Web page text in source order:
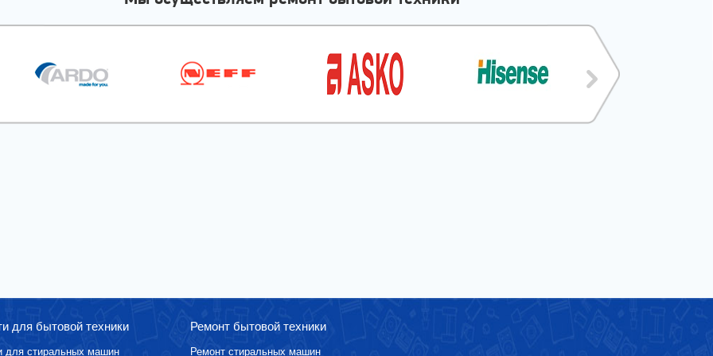
для бытовой техники
для стиральных машин
Ремонт бытовой техники
Ремонт стиральных машин